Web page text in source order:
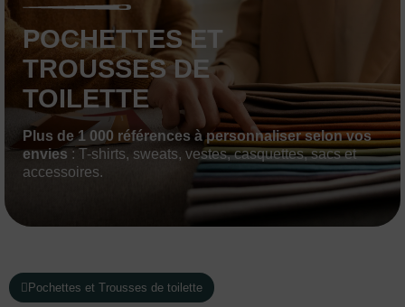
POCHETTES ET
TROUSSES DE
TOILETTE
Plus de 1 000 références à personnaliser selon vos
envies : T-shirts, sweats, vestes, casquettes, sacs et
accessoires.
Pochettes et Trousses de toilette